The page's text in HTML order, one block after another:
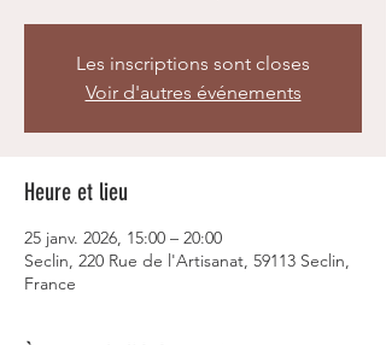
Les inscriptions sont closes
Voir d'autres événements
Heure et lieu
25 janv. 2026, 15:00 – 20:00
Seclin, 220 Rue de l'Artisanat, 59113 Seclin,
France